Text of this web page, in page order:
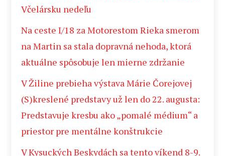
Včelársku nedeľu
Na ceste I/18 za Motorestom Rieka smerom
na Martin sa stala dopravná nehoda, ktorá
aktuálne spôsobuje len mierne zdržanie
V Žiline prebieha výstava Márie Čorejovej
(S)kreslené predstavy už len do 22. augusta:
Predstavuje kresbu ako „pomalé médium“ a
priestor pre mentálne konštrukcie
V Kysuckých Beskydách sa tento víkend 8-9.